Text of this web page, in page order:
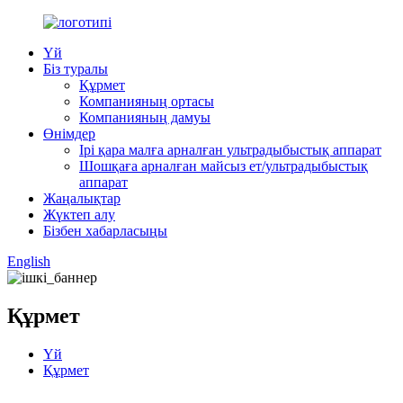
Үй
Біз туралы
Құрмет
Компанияның ортасы
Компанияның дамуы
Өнімдер
Ірі қара малға арналған ультрадыбыстық аппарат
Шошқаға арналған майсыз ет/ультрадыбыстық
аппарат
Жаңалықтар
Жүктеп алу
Бізбен хабарласыңы
English
Құрмет
Үй
Құрмет